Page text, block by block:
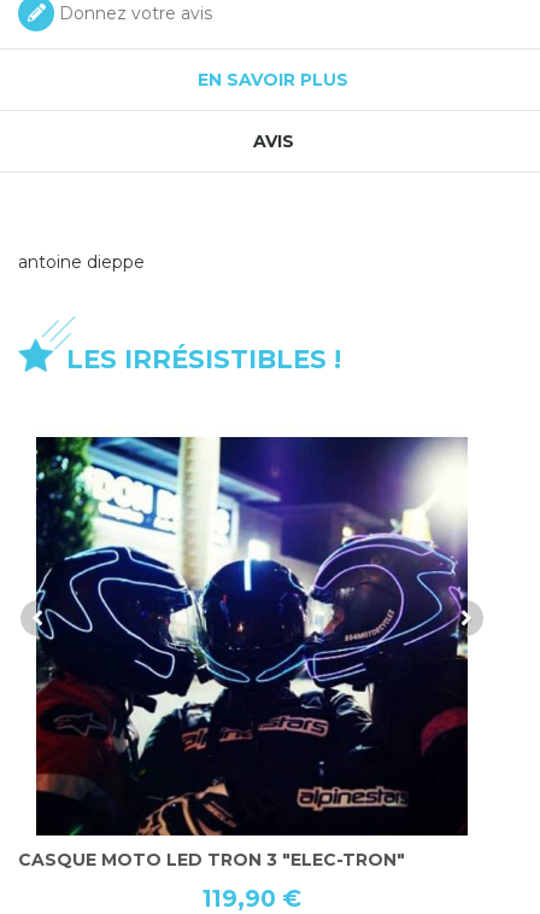
Donnez votre avis
EN SAVOIR PLUS
AVIS
antoine dieppe
LES IRRÉSISTIBLES !
3 "ELEC-TRON" CASQUETTE WATI B